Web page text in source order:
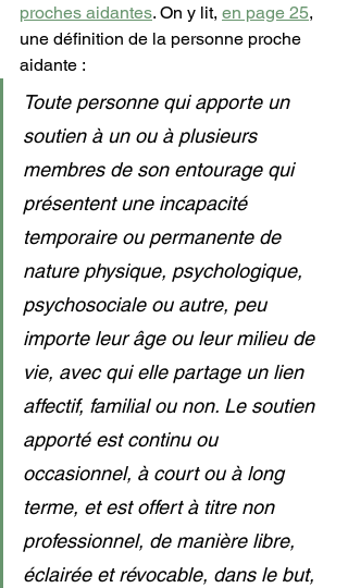
proches aidantes. On y lit, en page 25,
une définition de la personne proche
aidante :
Toute personne qui apporte un
soutien à un ou à plusieurs
membres de son entourage qui
présentent une incapacité
temporaire ou permanente de
nature physique, psychologique,
psychosociale ou autre, peu
importe leur âge ou leur milieu de
vie, avec qui elle partage un lien
affectif, familial ou non. Le soutien
apporté est continu ou
occasionnel, à court ou à long
terme, et est offert à titre non
professionnel, de manière libre,
éclairée et révocable, dans le but,